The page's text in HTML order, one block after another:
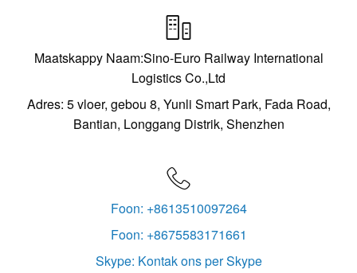

Maatskappy Naam:Sino-Euro Railway International
Logistics Co.,Ltd
Adres: 5 vloer, gebou 8, Yunli Smart Park, Fada Road,
Bantian, Longgang Distrik, Shenzhen

Foon: +8613510097264
Foon: +8675583171661
Skype: Kontak ons ​​per Skype